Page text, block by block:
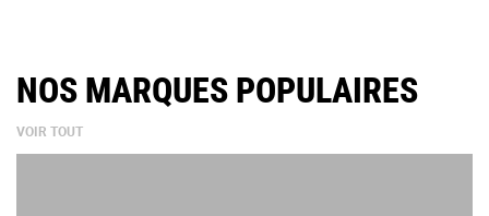
NOS MARQUES POPULAIRES
VOIR TOUT